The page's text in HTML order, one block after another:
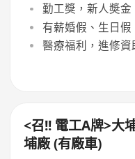
勤工獎，新人奬
有薪婚假、生日
醫療福利，進修
<召!! 電工A牌>大
埔廠 (有廠車)